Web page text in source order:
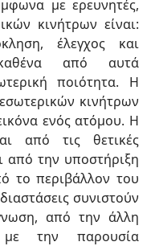
με ερευνητές,
κινήτρων είναι:
έλεγχος και
από αυτά
ποιότητα. Η
κινήτρων
ενός ατόμου. Η
από τις θετικές
από την υποστήριξη
το περιβάλλον του
συνιστούν
από την άλλη
με την παρουσία